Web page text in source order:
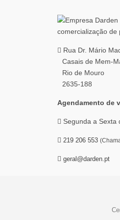
Rua Dr. Mário
Casais de Mem-
Rio de Mouro
2635-188
Agendamento de
Segunda a Sexta
219 206 553
geral@darden.pt